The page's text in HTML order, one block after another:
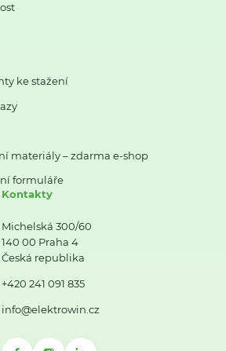
ke stažení
materiály – zdarma e-shop
formuláře
Kontakty
Michelská 300/60
140 00 Praha 4
Česká republika
+420 241 091 835
info@elektrowin.cz